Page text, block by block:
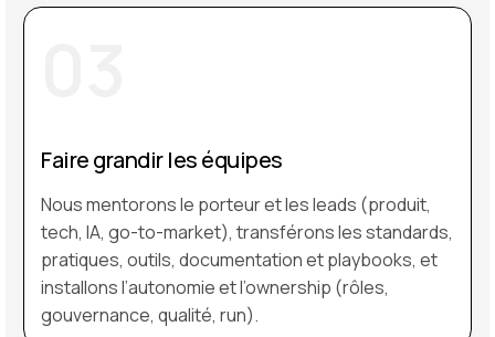
Faire grandir les équipes
Nous mentorons le porteur et les leads (produit,
tech, IA, go-to-market), transférons les standards,
pratiques, outils, documentation et playbooks, et
installons l’autonomie et l’ownership (rôles,
gouvernance, qualité, run).